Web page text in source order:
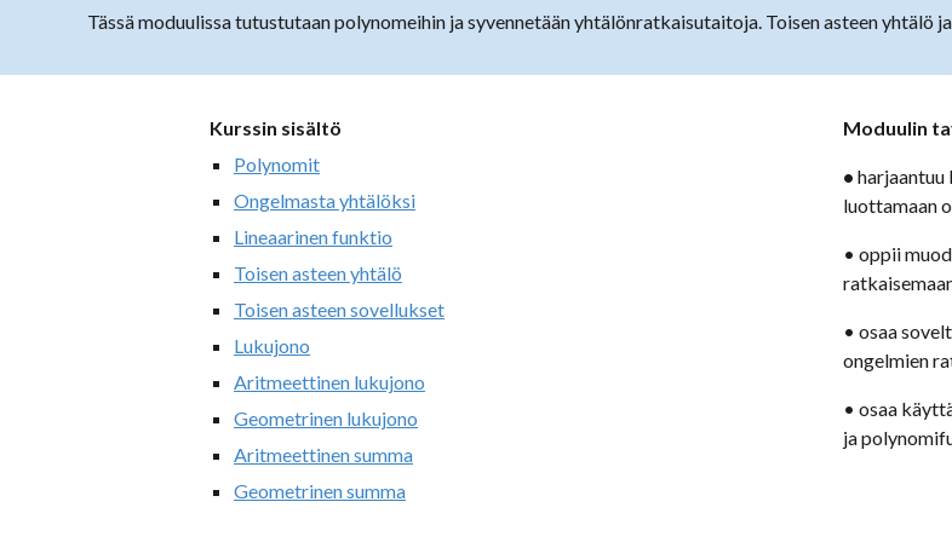
Tässä moduulissa tutustutaan polynomeihin ja syvennetään yhtälönratkaisutaitoja. Toisen asteen yhtälö
Kurssin sisältö
Polynomit
Ongelmasta yhtälöksi
Lineaarinen funktio
Toisen asteen yhtälö
Toisen asteen sovellukset
Lukujono
Aritmeettinen lukujono
Geometrinen lukujono
Aritmeettinen summa
Geometrinen summa
Moduulin
• harjaantuu
luottamaan
• oppii
• osaa
ongelmien
• osaa
ja